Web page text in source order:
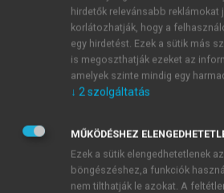
dolog használatának a joga száll át,
köteles a dolgot visszaadni
valamint akölcsön, amikor is a
tulajdonjoga száll át. Az utóbbi
felhasználás céljára adják át, és
nemben, minőségben és
hirdetők relevánsabb reklámokat
korlátozhatják, hogy a
egy hirdetést. Ezek a sütik más
is megoszthatják ezeket az
amelyek szinte mindig egy
↓ 2 szolgáltatás
MŰKÖDÉSHEZ
Ezek a sütik elengedhetetlenek
böngészéshez,a funkciók
nem tilthatják le azokat. A